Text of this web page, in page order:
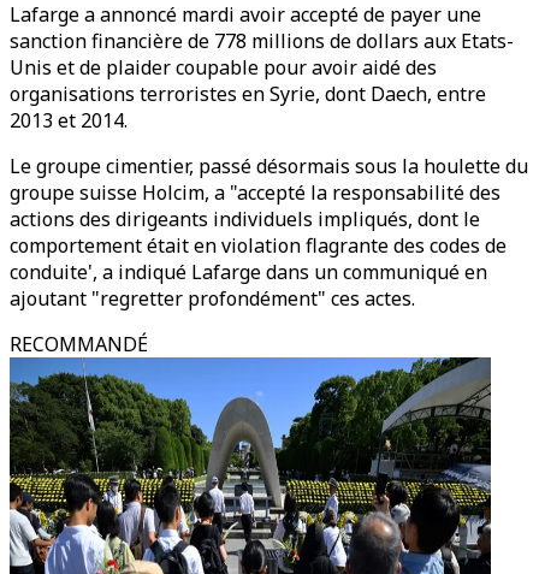
Lafarge a annoncé mardi avoir accepté de payer une
sanction financière de 778 millions de dollars aux Etats-
Unis et de plaider coupable pour avoir aidé des
organisations terroristes en Syrie, dont Daech, entre
2013 et 2014.
Le groupe cimentier, passé désormais sous la houlette du
groupe suisse Holcim, a "accepté la responsabilité des
actions des dirigeants individuels impliqués, dont le
comportement était en violation flagrante des codes de
conduite', a indiqué Lafarge dans un communiqué en
ajoutant "regretter profondément" ces actes.
RECOMMANDÉ